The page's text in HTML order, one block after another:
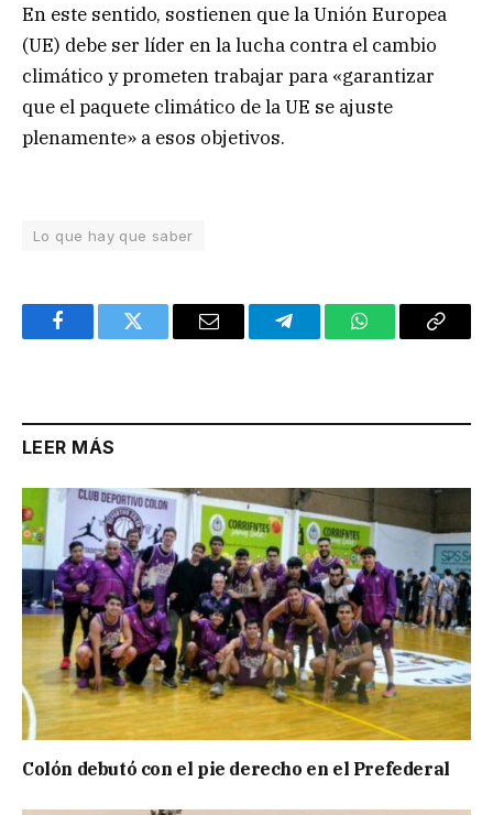
En este sentido, sostienen que la Unión Europea
(UE) debe ser líder en la lucha contra el cambio
climático y prometen trabajar para «garantizar
que el paquete climático de la UE se ajuste
plenamente» a esos objetivos.
Lo que hay que saber
FacebookTwitter Email TelegramWhatsAppCopy
LEER MÁS
Colón debutó con el pie derecho en el Prefederal